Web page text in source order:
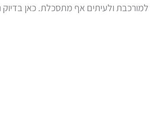
ולעיתים אף מתסכלת. כאן